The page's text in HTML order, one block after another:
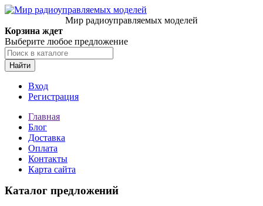
Мир радиоуправляемых моделей
Корзина ждет
Выберите любое предложение
Найти
Вход
Регистрация
Главная
Блог
Доставка
Оплата
Контакты
Карта сайта
Каталог предложений